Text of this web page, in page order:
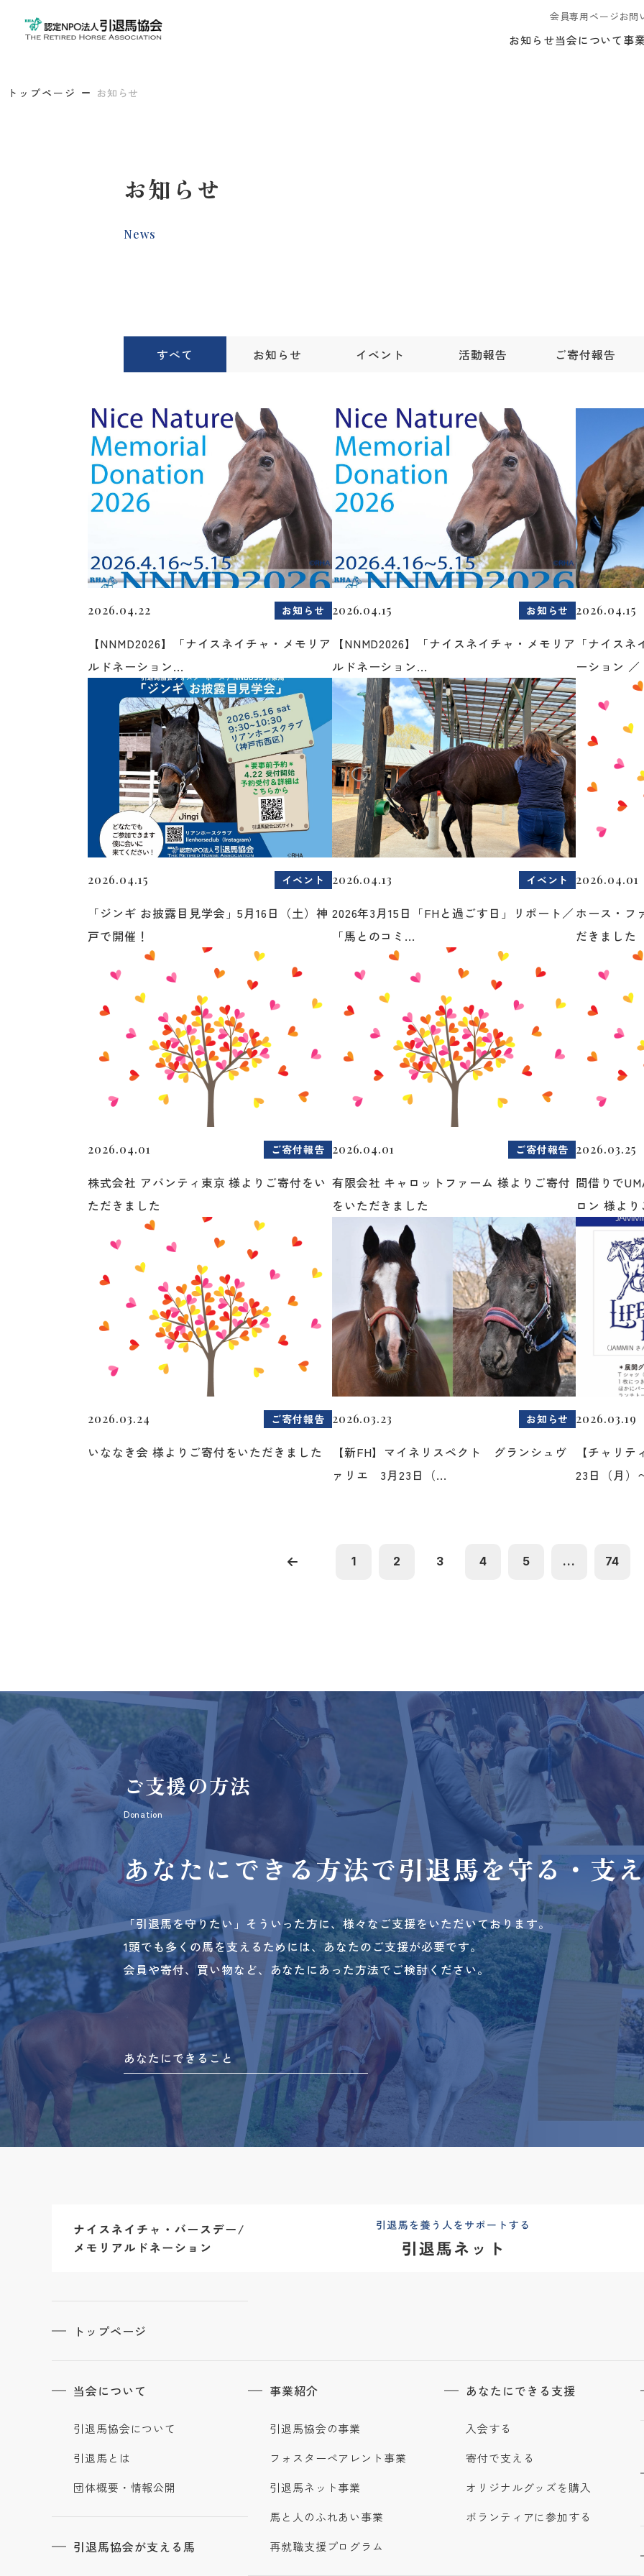
会員専用ページお問
お知らせ当会について事
トップページ お知らせ
お知らせ
News
すべて お知らせ イベント 活動報告 ご寄付報告
2026.04.22 お知らせ
【NNMD2026】「ナイスネイチャ・メモリア
ルドネーション...
2026.04.15 お知らせ
【NNMD2026】「ナイスネイチャ・メモリア
ルドネーション...
2026.04.15
「ナイス
ーション
2026.04.15 イベント
「ジンギ お披露目見学会」5月16日（土）神
戸で開催！
2026.04.13 イベント
2026年3月15日「FHと過ごす日」リポート／
「馬とのコミ...
2026.04.01
ホース・フ
だきました
2026.04.01 ご寄付報告
株式会社 アバンティ東京 様よりご寄付をい
ただきました
2026.04.01 ご寄付報告
有限会社 キャロットファーム 様よりご寄付
をいただきました
2026.03.25
間借りで
ロン 様よ
2026.03.24 ご寄付報告
いななき会 様よりご寄付をいただきました
2026.03.23 お知らせ
【新FH】マイネリスペクト グランシュヴ
ァリエ 3月23日（...
2026.03.19
【チャリ
23日（月）
1 2 3 4 5 ... 74
ご支援の方法
Donation
あなたにできる方法で引退馬を守る・支
「引退馬を守りたい」そういった方に、様々なご支援をいただいております。
1頭でも多くの馬を支えるためには、あなたのご支援が必要です。
会員や寄付、買い物など、あなたにあった方法でご検討ください。
あなたにできること
トップページ
当会について
引退馬協会について
引退馬とは
団体概要・情報公開
引退馬協会が支える馬
事業紹介
引退馬協会の事業
フォスターペアレント事業
引退馬ネット事業
馬と人のふれあい事業
再就職支援プログラム
あなたにできる支援
入会する
寄付で支える
オリジナルグッズを購入
ボランティアに参加する